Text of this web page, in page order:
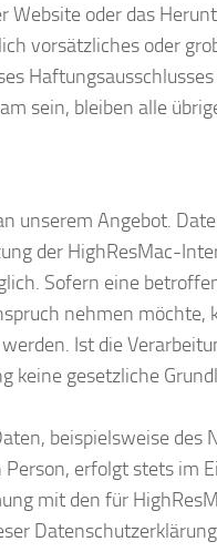
Website oder das
vorsätzliches oder
sein, bleiben alle
unserem Angebot.
der HighResMac-
Sofern eine
nehmen möchte,
Ist die
keine gesetzliche
beispielsweise
erfolgt stets im
mit den für